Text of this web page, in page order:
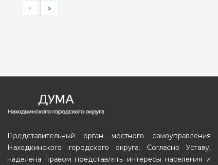
Представительный орган местного самоуправления
Находкинского городского округа. Согласно Уставу,
наделена правом представлять интересы населения и